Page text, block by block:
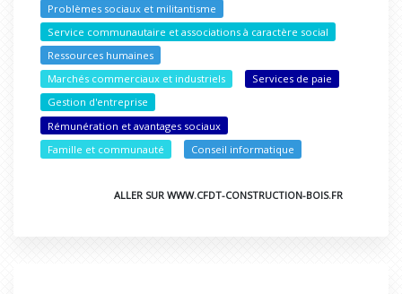
Problèmes sociaux et militantisme
Service communautaire et associations à caractère social
Ressources humaines
Marchés commerciaux et industriels
Services de paie
Gestion d'entreprise
Rémunération et avantages sociaux
Famille et communauté
Conseil informatique
ALLER SUR WWW.CFDT-CONSTRUCTION-BOIS.FR